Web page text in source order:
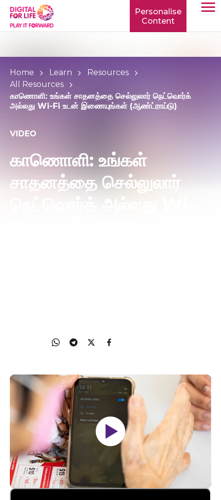
Personalise
Content
Home Learn
Resources
All Resources
காணொளி: உங்கள் சாதனத்தை செல்லுலார் நெட்வொர்க்
அல்லது Wi-Fi உடன் இணையுங்கள் (ஆண்ட்ராய்டு)
VIDEO
காணொளி: உங்கள்
சாதனத்தை செல்லுலார்